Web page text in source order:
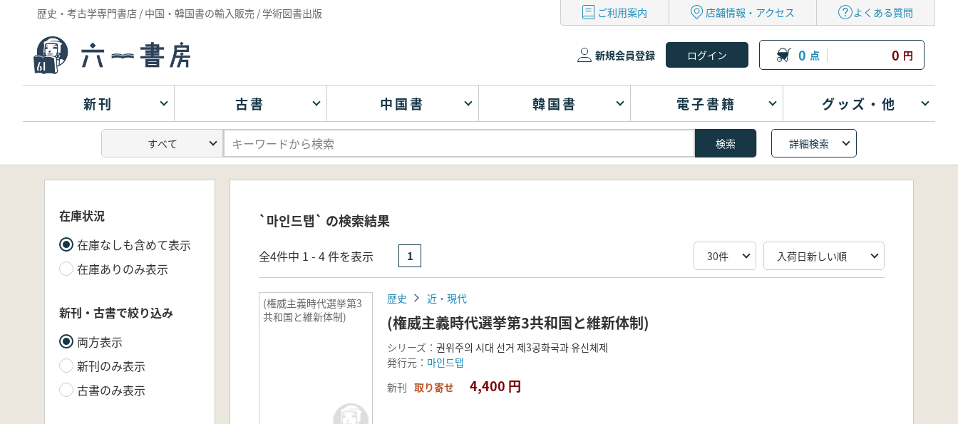
歴史・考古学専門書店 / 中国・韓国書の輸入販売 / 学術図書出版 ご利用案内 店舗情報・アクセス よくある質問
新規会員登録 0 点 0 円
新刊 古書 中国書 韓国書 電子書籍 グッズ・他
詳細検索
在庫状況
在庫なしも含めて表示
在庫ありのみ表示
新刊・古書で絞り込み
両方表示
新刊のみ表示
古書のみ表示
`마인드탭` の検索結果
全4件中 1 - 4 件を表示 1
(権威主義時代選挙第3
共和国と維新体制)
歴史 近・現代
(権威主義時代選挙第3共和国と維新体制)
シリーズ： 권위주의 시대 선거 제3공화국과 유신체제
発行元： 마인드탭
新刊 取り寄せ 4,400 円